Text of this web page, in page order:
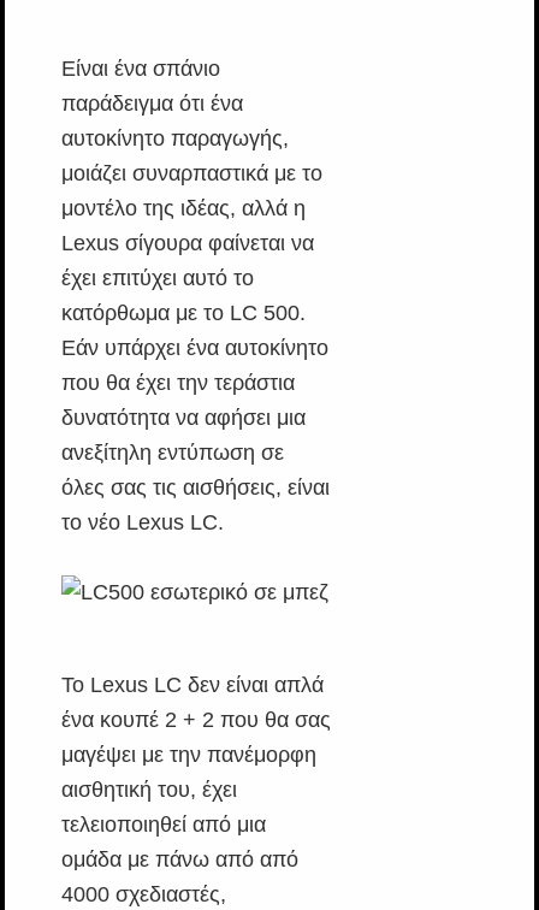
Είναι ένα σπάνιο
παράδειγμα ότι ένα
αυτοκίνητο παραγωγής,
μοιάζει συναρπαστικά με το
μοντέλο της ιδέας, αλλά η
Lexus σίγουρα φαίνεται να
έχει επιτύχει αυτό το
κατόρθωμα με το LC 500.
Εάν υπάρχει ένα αυτοκίνητο
που θα έχει την τεράστια
δυνατότητα να αφήσει μια
ανεξίτηλη εντύπωση σε
όλες σας τις αισθήσεις, είναι
το νέο Lexus LC.
Το Lexus LC δεν είναι απλά
ένα κουπέ 2 + 2 που θα σας
μαγέψει με την πανέμορφη
αισθητική του, έχει
τελειοποιηθεί από μια
ομάδα με πάνω από από
4000 σχεδιαστές,